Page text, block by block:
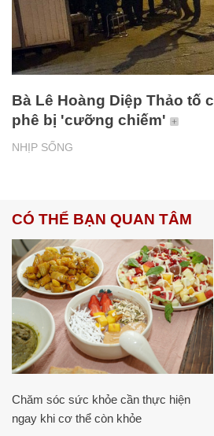
NHỊP SỐNG
Bà Lê Hoàng Diệp Thảo tố
phê bị 'cưỡng chiếm'
CÓ THỂ BẠN QUAN TÂM
Chăm sóc sức khỏe cần thực hiện
ngay khi cơ thể còn khỏe